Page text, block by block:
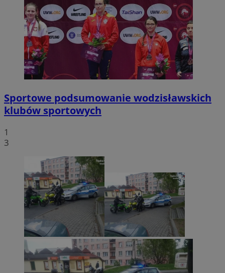
Sportowe podsumowanie wodzisławskich
klubów sportowych
1
3